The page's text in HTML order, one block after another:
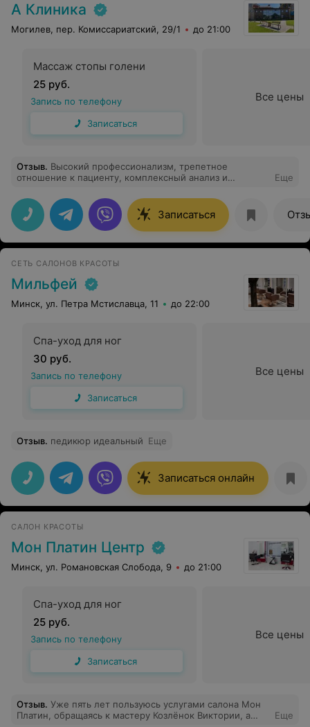
А Клиника
Могилев, пер. Комиссариатский, 29/1 до 21:00
Массаж стопы голени
25 руб.
Запись по телефону
Записаться
Все цены
Отзыв. Высокий профессионализм, трепетное
отношение к пациенту, комплексный анализ и
клинике очень понравилась, ресепшионисты
вежливые, сотрудники клиники корректно общаются, в
клинике чисто, свежо и очень комфортно находится.
Еще
Записаться
СЕТЬ САЛОНОВ КРАСОТЫ
Мильфей
Минск, ул. Петра Мстиславца, 11 до 22:00
Спа-уход для ног
30 руб.
Запись по телефону
Записаться
Все цены
Отзыв. педикюр идеальный Еще
Записаться онлайн
САЛОН КРАСОТЫ
Мон Платин Центр
Минск, ул. Романовская Слобода, 9 до 21:00
Спа-уход для ног
25 руб.
Запись по телефону
Записаться
Все цены
Отзыв. Уже пять лет пользуюсь услугами салона Мон
Платин, обращаясь к мастеру Козлёнок Виктории, а
Еще